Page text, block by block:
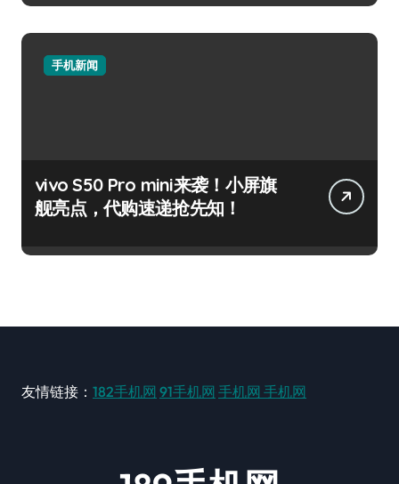
手机新闻
vivo S50 Pro mini来袭！小屏旗
舰亮点，代购速递抢先知！
友情链接： 182手机网 91手机网 手机网 手机网